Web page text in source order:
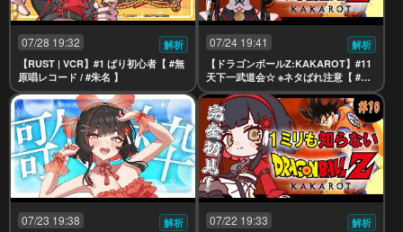
07/28 19:32
解析
【RUST | VCR】#1 ばり初心者【 #無
原唱レコード / #朱名 】
07/24 19:41
解析
【ドラゴンボールZ:KAKAROT】#11
天下一武道会☆ ※ネタばれ注意【 #無
原唱レコード / #朱名 】
07/23 19:38
解析
07/22 19:33
解析